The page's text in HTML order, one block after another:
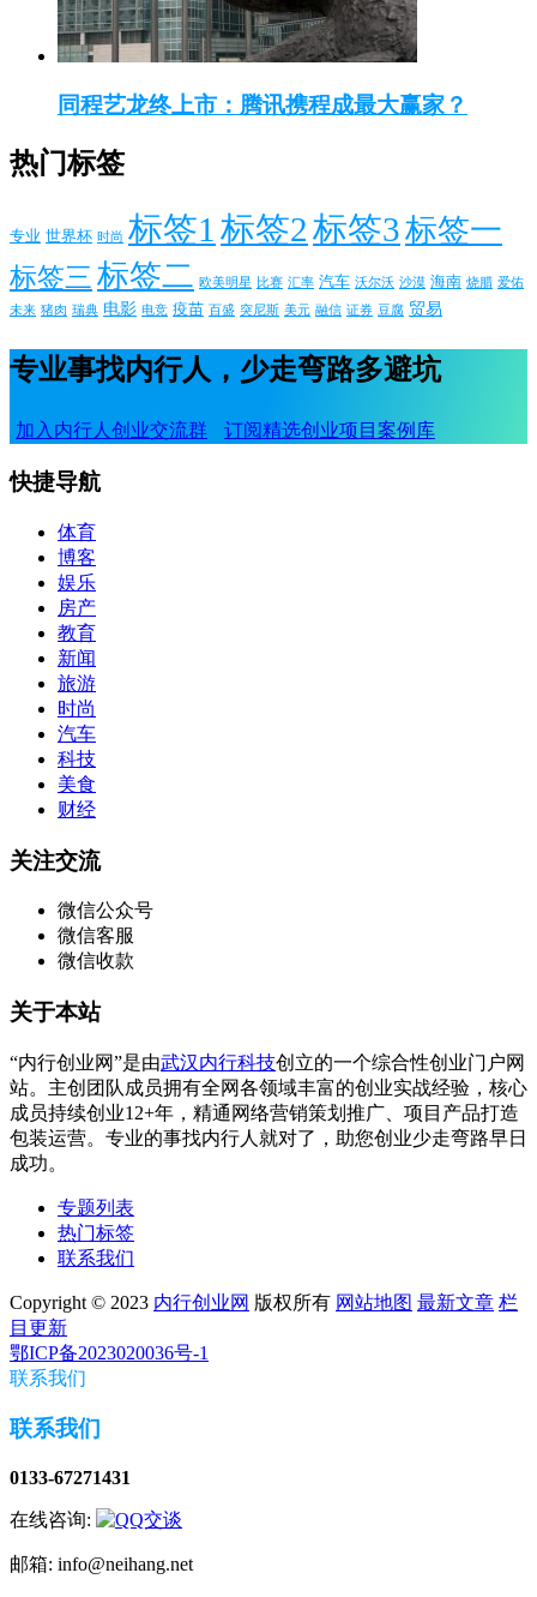
同程艺龙终上市：腾讯携程成最大赢家？
热门标签
专业 世界杯 时尚 标签1 标签2标签3标签一
标签三标签二 欧美明星 比赛 汇率 汽车 沃尔沃 沙漠 海南 烧腊 爱佑
未来 猪肉 瑞典 电影 电竞 疫苗 百盛 突尼斯 美元 融信 证券 豆腐 贸易
专业事找内行人，少走弯路多避坑
加入内行人创业交流群 订阅精选创业项目案例库
快捷导航
体育
博客
娱乐
房产
教育
新闻
旅游
时尚
汽车
科技
美食
财经
关注交流
微信公众号
微信客服
微信收款
关于本站
“内行创业网”是由武汉内行科技创立的一个综合性创业门户网
站。主创团队成员拥有全网各领域丰富的创业实战经验，核心
成员持续创业12+年，精通网络营销策划推广、项目产品打造
包装运营。专业的事找内行人就对了，助您创业少走弯路早日
成功。
专题列表
热门标签
联系我们
Copyright © 2023 内行创业网 版权所有 网站地图 最新文章 栏
目更新
鄂ICP备2023020036号-1
联系我们
联系我们
0133-67271431
在线咨询:
邮箱: info@neihang.net